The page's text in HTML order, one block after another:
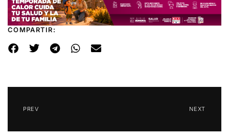
COMPARTIR:
PREV NEXT